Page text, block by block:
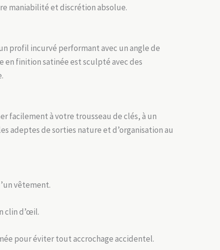
maniabilité et discrétion absolue.
profil incurvé performant avec un angle de
en finition satinée est sculpté avec des
facilement à votre trousseau de clés, à un
adeptes de sorties nature et d’organisation au
vêtement.
clin d’œil.
pour éviter tout accrochage accidentel.